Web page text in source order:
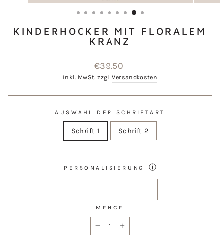
ESC)
KINDERHOCKER MIT FLORALEM
KRANZ
Normaler
Preis
€39,50
inkl. MwSt. zzgl.Versandkosten
AUSWAHL DER SCHRIFTART
Schrift 1 Schrift 2
PERSONALISIERUNG ⓘ
MENGE